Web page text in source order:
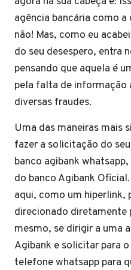
agência bancária como
não! Mas, como eu
do seu desespero, entra
pensando que aquela é
pela falta de informação
diversas fraudes.
Uma das maneiras mais
fazer a solicitação do
banco agibank
do banco Agibank
aqui, como um hiperlink,
direcionado diretamente
mesmo, se dirigir a uma
Agibank e solicitar para
telefone whatsapp para